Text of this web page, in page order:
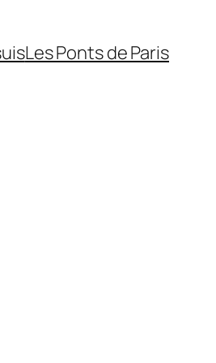
Les Ponts de Paris